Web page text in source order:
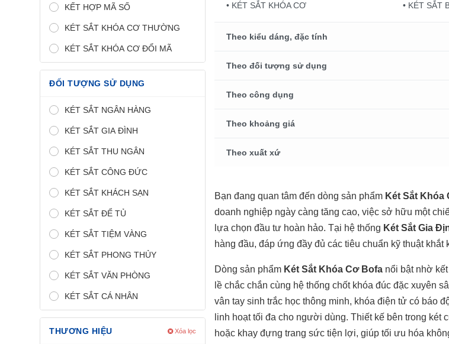
KẾT HỢP MÃ SỐ
KÉT SẮT KHÓA CƠ THƯỜNG
KÉT SẮT KHÓA CƠ ĐỔI MÃ
ĐỐI TƯỢNG SỬ DỤNG
KÉT SẮT NGÂN HÀNG
KÉT SẮT GIA ĐÌNH
KÉT SẮT THU NGÂN
KÉT SẮT CÔNG ĐỨC
KÉT SẮT KHÁCH SẠN
KÉT SẮT ĐỂ TỦ
KÉT SẮT TIỆM VÀNG
KÉT SẮT PHONG THỦY
KÉT SẮT VĂN PHÒNG
KÉT SẮT CÁ NHÂN
THƯƠNG HIỆU Xóa lọc
• KÉT SẮT KHÓA CƠ • KÉT SẮT
Theo kiểu dáng, đặc tính
Theo đối tượng sử dụng
Theo công dụng
Theo khoảng giá
Theo xuất xứ
Bạn đang quan tâm đến dòng sản phẩm Két Sắt Khóa
doanh nghiệp ngày càng tăng cao, việc sở hữu một
lựa chọn đầu tư hoàn hảo. Tại hệ thống Két Sắt Gia
hàng đầu, đáp ứng đầy đủ các tiêu chuẩn kỹ thuật
Dòng sản phẩm Két Sắt Khóa Cơ Bofa nổi bật nhờ
lề chắc chắn cùng hệ thống chốt khóa đúc đặc xuyên
vân tay sinh trắc học thông minh, khóa điện tử có báo
linh hoạt tối đa cho người dùng. Thiết kế bên trong
hoặc khay đựng trang sức tiện lợi, giúp tối ưu hóa